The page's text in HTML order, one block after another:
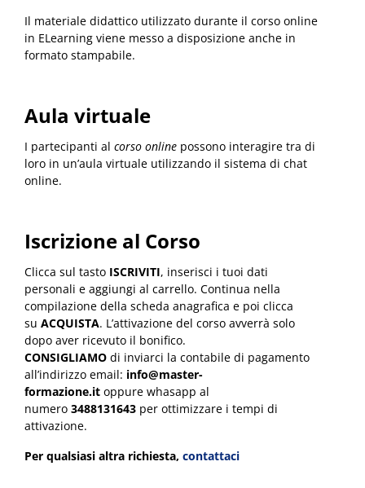
Il materiale didattico utilizzato durante il corso online
in ELearning viene messo a disposizione anche in
formato stampabile.
Aula virtuale
I partecipanti al corso online possono interagire tra di
loro in un’aula virtuale utilizzando il sistema di chat
online.
Iscrizione al Corso
Clicca sul tasto ISCRIVITI, inserisci i tuoi dati
personali e aggiungi al carrello. Continua nella
compilazione della scheda anagrafica e poi clicca
su ACQUISTA. L’attivazione del corso avverrà solo
dopo aver ricevuto il bonifico.
CONSIGLIAMO di inviarci la contabile di pagamento
all’indirizzo email: info@master-
formazione.it oppure whasapp al
numero 3488131643 per ottimizzare i tempi di
attivazione.
Per qualsiasi altra richiesta, contattaci